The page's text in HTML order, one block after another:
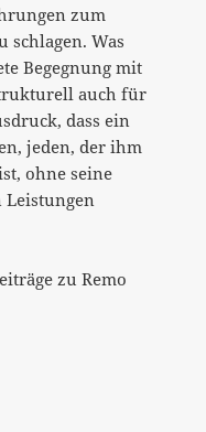
zum
schlagen. Was
Begegnung mit
auch für
dass ein
jeden, der ihm
ohne seine
zu Remo